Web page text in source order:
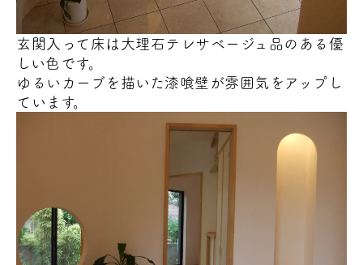
玄関入って床は大理石テレサベージュ 品のある優
しい色です。
ゆるいカーブを描いた漆喰壁が雰囲気をアップ し
ています。